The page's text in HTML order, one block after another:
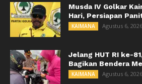
Musda IV Golkar
Hari, Persiapan
KAIMANA Agustus 6, 2026
Jelang HUT RI ke-
Bagikan Bendera
KAIMANA Agustus 6, 2026